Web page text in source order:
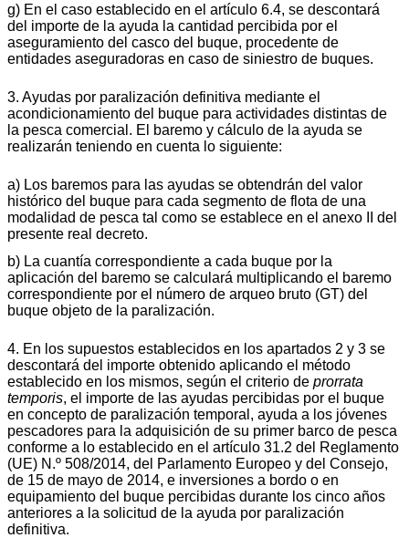
g) En el caso establecido en el artículo 6.4, se descontará
del importe de la ayuda la cantidad percibida por el
aseguramiento del casco del buque, procedente de
entidades aseguradoras en caso de siniestro de buques.
3. Ayudas por paralización definitiva mediante el
acondicionamiento del buque para actividades distintas de
la pesca comercial. El baremo y cálculo de la ayuda se
realizarán teniendo en cuenta lo siguiente:
a) Los baremos para las ayudas se obtendrán del valor
histórico del buque para cada segmento de flota de una
modalidad de pesca tal como se establece en el anexo II del
presente real decreto.
b) La cuantía correspondiente a cada buque por la
aplicación del baremo se calculará multiplicando el baremo
correspondiente por el número de arqueo bruto (GT) del
buque objeto de la paralización.
4. En los supuestos establecidos en los apartados 2 y 3 se
descontará del importe obtenido aplicando el método
establecido en los mismos, según el criterio de prorrata
temporis, el importe de las ayudas percibidas por el buque
en concepto de paralización temporal, ayuda a los jóvenes
pescadores para la adquisición de su primer barco de pesca
conforme a lo establecido en el artículo 31.2 del Reglamento
(UE) N.º 508/2014, del Parlamento Europeo y del Consejo,
de 15 de mayo de 2014, e inversiones a bordo o en
equipamiento del buque percibidas durante los cinco años
anteriores a la solicitud de la ayuda por paralización
definitiva.